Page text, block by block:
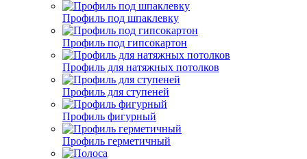
Профиль под шпаклевку
Профиль под гипсокартон
Профиль для натяжных потолков
Профиль для ступеней
Профиль фигурный
Профиль герметичный